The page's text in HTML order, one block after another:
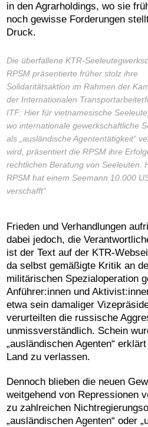
in den Agrarholdings, wo sie
noch gewisse Forderungen
Druck.
Die überfallene KTR-
RPSM präsentierte früher stolz ihre
Solidaritätsaktion im Rahmen der
der Internationalen
ITF: Hier für vietnamesische
wo internationale gewerkschaftliche
als „ausländische Agententätigkeit“
wird, präsentiert die RPSM ihre
rechtlichen Beratung von Seeleuten.
RPSM hat einem Seemann 10.000
verschafft“
Frieden und Verhandlungen
dabei jedoch, die
ist der Text auf der KTR-
da selbst gemäßigte Kritik an
militärischen Spezialoperation
Anführer:innen und
etwa sein damaliger
verurteilten die russische
unmissverständlich. Schein
„ausländischen Agenten“
Land zu verlassen.
Dennoch blieben die neuen
weitgehend von Repressionen
zu zahlreichen
„ausländischen Agenten“ oder